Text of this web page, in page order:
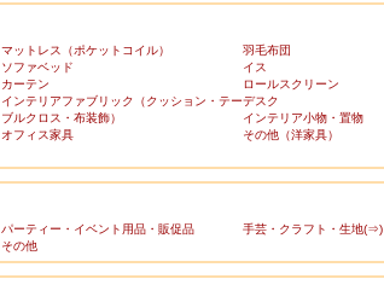
マットレス（ポケットコイル）
羽毛布団
ソファベッド
イス
カーテン
ロールスクリーン
インテリアファブリック（クッション・テー
ブルクロス・布装飾）
デスク
インテリア小物・置物
オフィス家具
その他（洋家具）
パーティー・イベント用品・販促品
手芸・クラフト・生地(⇒)
その他